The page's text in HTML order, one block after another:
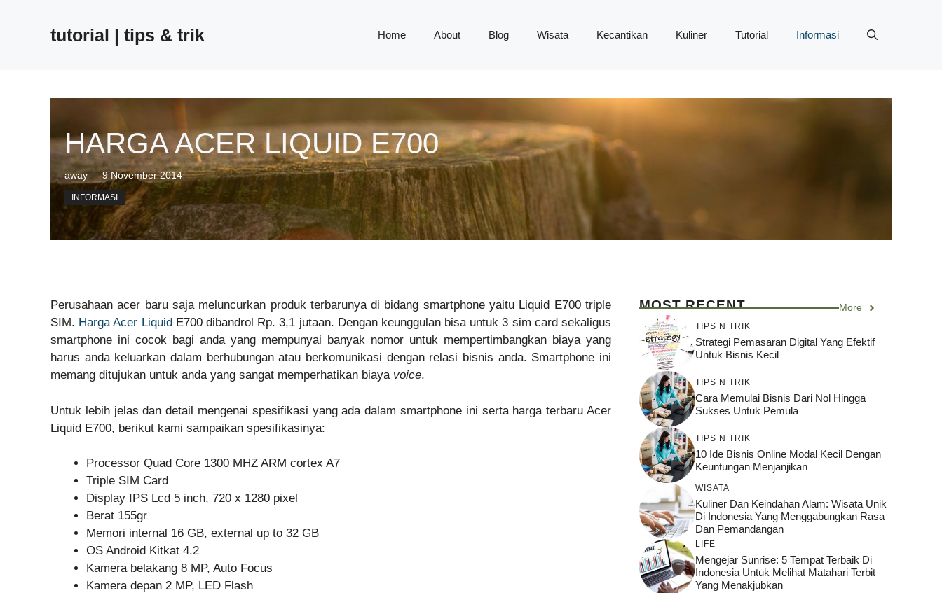
tutorial | tips & trik Home About Blog Wisata Kecantikan Kuliner Tutorial Informasi
HARGA ACER LIQUID E700
away 9 November 2014
INFORMASI
Perusahaan acer baru saja meluncurkan produk terbarunya di bidang smartphone yaitu Liquid E700 triple
SIM. Harga Acer LiquidE700 dibandrol Rp. 3,1 jutaan. Dengan keunggulan bisa untuk 3 sim card sekaligus
smartphone ini cocok bagi anda yang mempunyai banyak nomor untuk mempertimbangkan biaya yang
harus anda keluarkan dalam berhubungan atau berkomunikasi dengan relasi bisnis anda. Smartphone ini
memang ditujukan untuk anda yang sangat memperhatikan biaya voice.
Untuk lebih jelas dan detail mengenai spesifikasi yang ada dalam smartphone ini serta harga terbaru Acer
Liquid E700, berikut kami sampaikan spesifikasinya:
Processor Quad Core 1300 MHZ ARM cortex A7
Triple SIM Card
Display IPS Lcd 5 inch, 720 x 1280 pixel
Berat 155gr
Memori internal 16 GB, external up to 32 GB
OS Android Kitkat 4.2
Kamera belakang 8 MP, Auto Focus
Kamera depan 2 MP, LED Flash
MOST RECENT More
TIPS N TRIK
Strategi Pemasaran Digital Yang Efektif
Untuk Bisnis Kecil
TIPS N TRIK
Cara Memulai Bisnis Dari Nol Hingga
Sukses Untuk Pemula
TIPS N TRIK
10 Ide Bisnis Online Modal Kecil Dengan
Keuntungan Menjanjikan
WISATA
Kuliner Dan Keindahan Alam: Wisata Unik
Di Indonesia Yang Menggabungkan Rasa
Dan Pemandangan
LIFE
Mengejar Sunrise: 5 Tempat Terbaik Di
Indonesia Untuk Melihat Matahari Terbit
Yang Menakjubkan